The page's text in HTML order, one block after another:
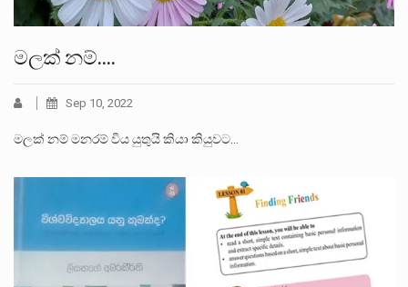
මලක් නම්….
Sep 10, 2022
මලක් නම් මනරම් විය යුතුයි කියා කියුවට…